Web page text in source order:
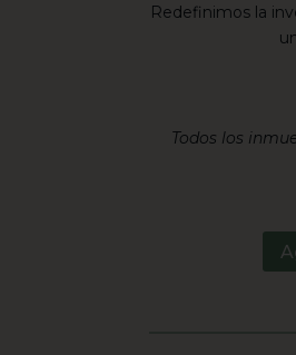
Redefinimos la
Todos los